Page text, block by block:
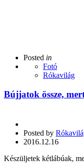
Posted in
Fotó
Rókavilág
Bújjatok össze,
Posted by
2016.12.16
Készüljetek kétlábúak,